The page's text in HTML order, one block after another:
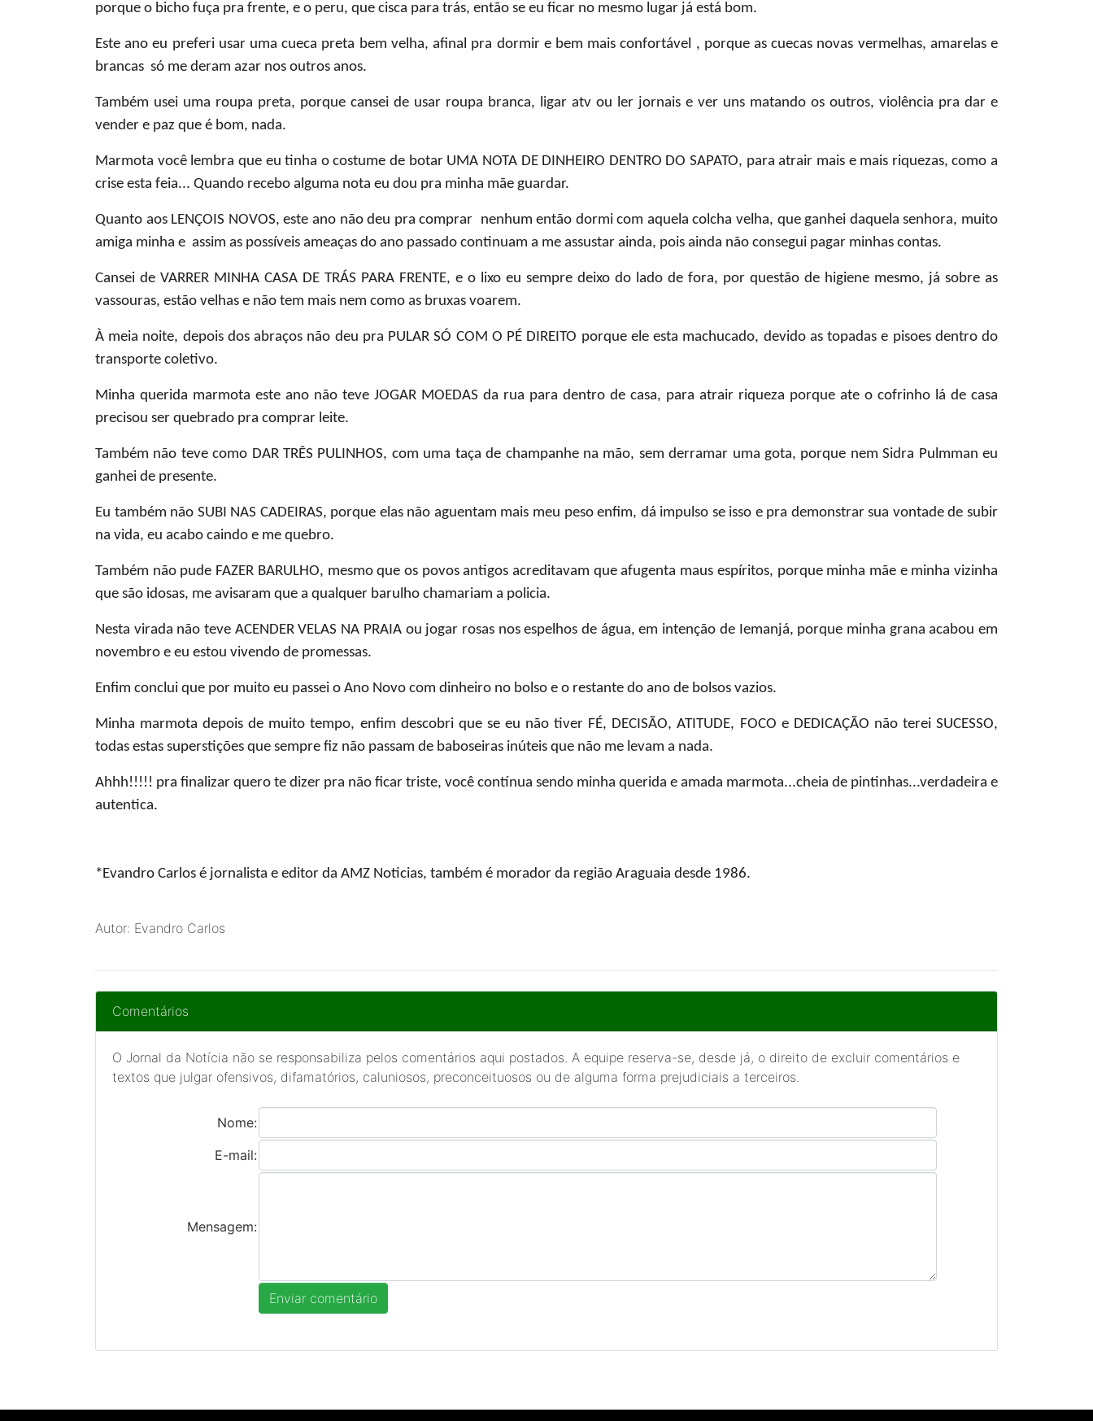
porque o bicho fuça pra frente, e o peru, que cisca para trás, então se eu ficar no mesmo lugar já está bom.
Este ano eu preferi usar uma cueca preta bem velha, afinal pra dormir e bem mais confortável , porque as cuecas novas vermelhas, amarelas e
brancas só me deram azar nos outros anos.
Também usei uma roupa preta, porque cansei de usar roupa branca, ligar atv ou ler jornais e ver uns matando os outros, violência pra dar e
vender e paz que é bom, nada.
Marmota você lembra que eu tinha o costume de botar UMA NOTA DE DINHEIRO DENTRO DO SAPATO, para atrair mais e mais riquezas, como a
crise esta feia... Quando recebo alguma nota eu dou pra minha mãe guardar.
Quanto aos LENÇOIS NOVOS, este ano não deu pra comprar nenhum então dormi com aquela colcha velha, que ganhei daquela senhora, muito
amiga minha e assim as possíveis ameaças do ano passado continuam a me assustar ainda, pois ainda não consegui pagar minhas contas.
Cansei de VARRER MINHA CASA DE TRÁS PARA FRENTE, e o lixo eu sempre deixo do lado de fora, por questão de higiene mesmo, já sobre as
vassouras, estão velhas e não tem mais nem como as bruxas voarem.
À meia noite, depois dos abraços não deu pra PULAR SÓ COM O PÉ DIREITO porque ele esta machucado, devido as topadas e pisoes dentro do
transporte coletivo.
Minha querida marmota este ano não teve JOGAR MOEDAS da rua para dentro de casa, para atrair riqueza porque ate o cofrinho lá de casa
precisou ser quebrado pra comprar leite.
Também não teve como DAR TRÊS PULINHOS, com uma taça de champanhe na mão, sem derramar uma gota, porque nem Sidra Pulmman eu
ganhei de presente.
Eu também não SUBI NAS CADEIRAS, porque elas não aguentam mais meu peso enfim, dá impulso se isso e pra demonstrar sua vontade de subir
na vida, eu acabo caindo e me quebro.
Também não pude FAZER BARULHO, mesmo que os povos antigos acreditavam que afugenta maus espíritos, porque minha mãe e minha vizinha
que são idosas, me avisaram que a qualquer barulho chamariam a policia.
Nesta virada não teve ACENDER VELAS NA PRAIAou jogar rosas nos espelhos de água, em intenção de Iemanjá, porque minha grana acabou em
novembro e eu estou vivendo de promessas.
Enfim conclui que por muito eu passei o Ano Novo com dinheiro no bolso e o restante do ano de bolsos vazios.
Minha marmota depois de muito tempo, enfim descobri que se eu não tiver FÉ, DECISÃO, ATITUDE, FOCO e DEDICAÇÃO não tereiSUCESSO,
todas estas superstições que sempre fiz não passam de baboseiras inúteis que não me levam a nada.
Ahhh!!!!! pra finalizar quero te dizer pra não ficar triste, você contínua sendo minha querida e amada marmota...cheia de pintinhas...verdadeira e
autentica.
*Evandro Carlos é jornalista e editor da AMZ Noticias, também é morador da região Araguaia desde 1986.
Autor: Evandro Carlos
Comentários
O Jornal da Notícia não se responsabiliza pelos comentários aqui postados. A equipe reserva-se, desde já, o direito de excluir comentários e
textos que julgar ofensivos, difamatórios, caluniosos, preconceituosos ou de alguma forma prejudiciais a terceiros.
Nome:
E-mail:
Mensagem: